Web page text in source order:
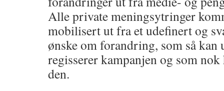
Alle private meningsytringer
mobilisert ut fra et udefinert og
ønske om forandring, som så kan
regisserer kampanjen og som
den.